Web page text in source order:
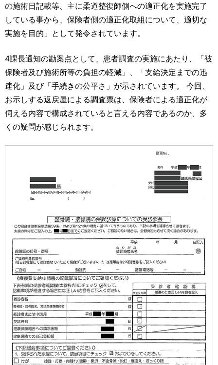
の施術日記載等、主に柔道整復師側への適正化を実施完了
している事から、保険者側の適正化取組について、適切な
実施を目的」として発令されています。
4課長通知の勘案点として、患者調査の実施にあたり、「被
保険者及び施術所等の負担の軽減」、「支給決定までの迅
速化」及び「手続きの公平さ」が示されています。 今回、
お示しする返戻屋による調査票は、保険者による適正化が
伺える内容で構成されていると言える内容であるのか、多
くの疑問が感じられます。